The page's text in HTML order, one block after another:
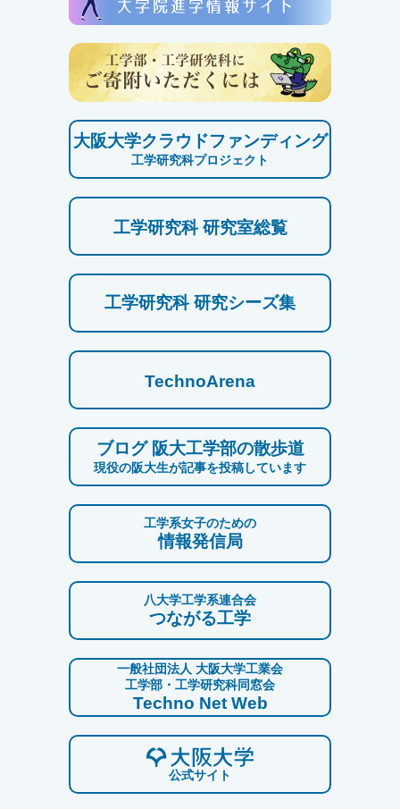
大阪大学クラウドファンディング
工学研究科プロジェクト
工学研究科 研究室総覧
工学研究科 研究シーズ集
TechnoArena
ブログ 阪大工学部の散歩道
現役の阪大生が記事を投稿しています
工学系女子のための
情報発信局
八大学工学系連合会
つながる工学
一般社団法人 大阪大学工業会
工学部・工学研究科同窓会
Techno Net Web
公式サイト